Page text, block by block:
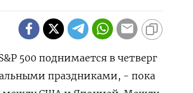
500 поднимается в четверг
праздниками, - пока